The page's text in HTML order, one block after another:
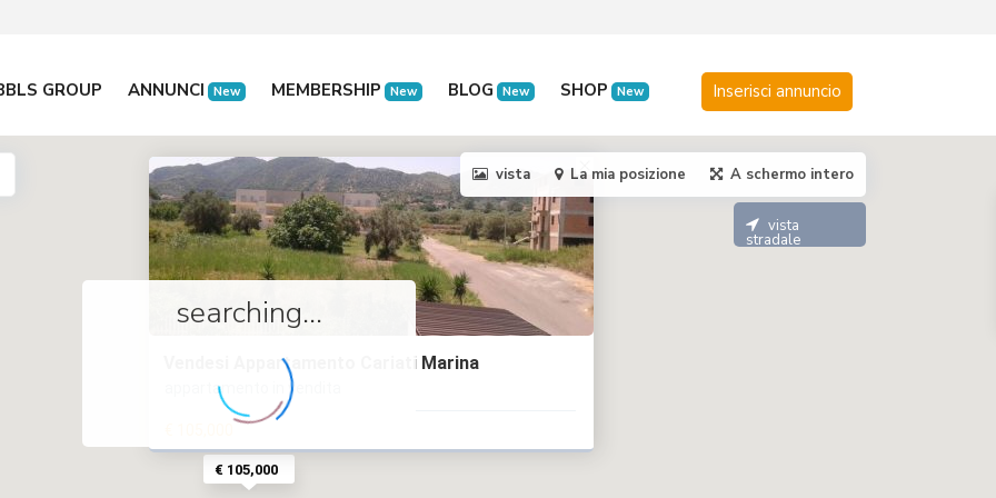
GROUP ANNUNCI New MEMBERSHIP New BLOG New SHOP New
€ 105,000
Vendesi Appartamento Cariati Marina
appartamento in vendita
searching...
vista La mia posizione A schermo intero
vista
stradale